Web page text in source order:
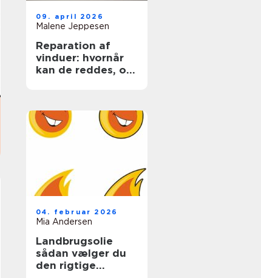
09. april 2026
Malene Jeppesen
Reparation af
vinduer: hvornår
kan de reddes, og
04. februar 2026
Mia Andersen
Landbrugsolie
sådan vælger du
den rigtige